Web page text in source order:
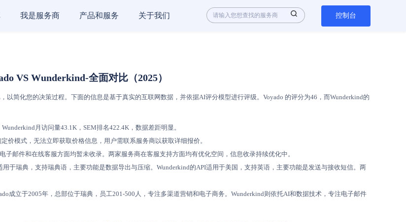
我是服务商 产品和服务 关于我们 控制台
VS Wunderkind-全面对比（2025）
以简化您的决策过程。下面的信息是基于真实的互联网数据，并依据AI评分模型进行评级。Voyado 的评分为46，而Wunderkind的
月访问量43.1K，SEM排名422.4K，数据差距明显。
价模式，无法立即获取价格信息，用户需联系服务商以获取详细报价。
邮件和在线客服方面均暂未收录。两家服务商在客服支持方面均有优化空间，信息收录持续优化中。
于瑞典，支持瑞典语，主要功能是数据导出与压缩。Wunderkind的API适用于美国，支持英语，主要功能是发送与接收短信。两
成立于2005年，总部位于瑞典，员工201-500人，专注多渠道营销和电子商务。Wunderkind则依托AI和数据技术，专注电子邮件